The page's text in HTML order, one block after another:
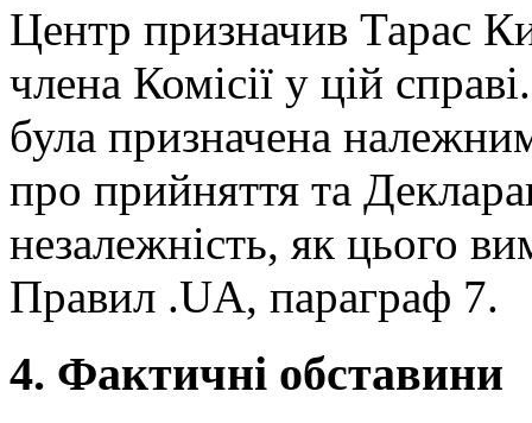
Центр призначив Тарас
члена Комісії у цій
була призначена
про прийняття та
незалежність, як цього
Правил .UA, параграф 7.
4. Фактичні обставини